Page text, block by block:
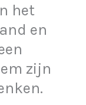
het
en
zijn